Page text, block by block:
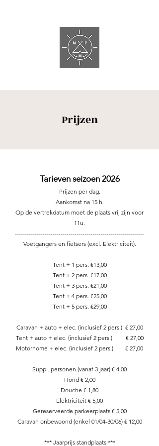
Prijzen
Tarieven seizoen 2026
Prijzen per dag.
Aankomst na 15 h.
Op de vertrekdatum moet de plaats vrij zijn voor
11u.
-----------------------------------------------------------------
Voetgangers en fietsers (excl. Elektriciteit).
Tent + 1 pers. €13,00
Tent + 2 pers. €17,00
Tent + 3 pers. €21,00
Tent + 4 pers. €25,00
Tent + 5 pers. €29,00
Caravan + auto + elec. (inclusief 2 pers.) € 27,00
Tent + auto + elec. (inclusief 2 pers.) € 27,00
Motorhome + elec. (inclusief 2 pers.) € 27,00
Suppl. personen (vanaf 3 jaar) € 4,00
Hond € 2,00
Douche € 1,80
Elektriciteit € 5,00
Gereserveerde parkeerplaats € 5,00
Caravan onbewoond (enkel 01/04-30/06) € 12,00
*** Jaarprijs standplaats ***